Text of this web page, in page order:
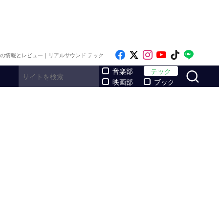
情報とレビュー｜リアルサウンド テック Like on Facebook
Follow on x
Follow on
Follow on
Follow
音楽部
映画部
テック
ブック